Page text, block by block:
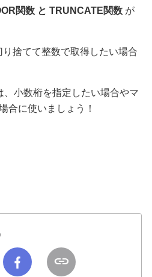
関数 と TRUNCATE関数が
捨てて整数で取得したい場合
小数桁を指定したい場合やマ
合に使いましょう！